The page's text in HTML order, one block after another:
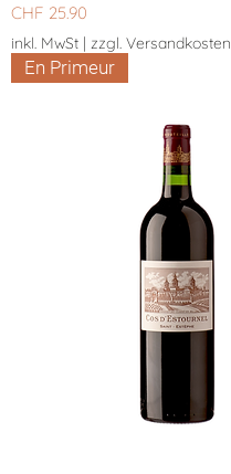
Preis
CHF 25.90
inkl. MwSt | zzgl. Versandkosten
En Primeur